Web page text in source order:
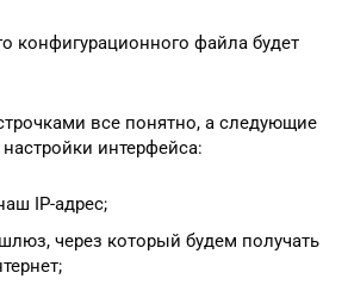
конфигурационного файла будет
все понятно, а следующие
интерфейса:
IP-адрес;
через который будем получать